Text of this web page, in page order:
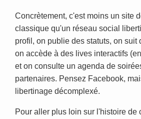
Concrètement, c'est moins un site
classique qu'un réseau social
profil, on publie des statuts, on suit
on accède à des lives interactifs
et on consulte un agenda de
partenaires. Pensez Facebook,
libertinage décomplexé.
Pour aller plus loin sur l'histoire de